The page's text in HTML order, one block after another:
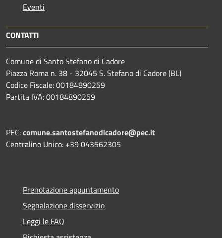
Eventi
CONTATTI
Comune di Santo Stefano di Cadore
Piazza Roma n. 38 - 32045 S. Stefano di Cadore (BL)
Codice Fiscale: 00184890259
Partita IVA: 00184890259
PEC:comune.santostefanodicadore@pec.it
Centralino Unico: +39 043562305
Prenotazione appuntamento
Segnalazione disservizio
Leggi le FAQ